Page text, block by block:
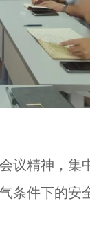
议精神，集
条件下的安